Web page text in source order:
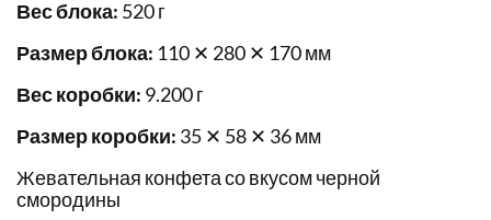
Вес блока: 520 г
Размер блока: 110 ✕ 280 ✕ 170 мм
Вес коробки: 9.200 г
Размер коробки: 35 ✕ 58 ✕ 36 мм
Жевательная конфета со вкусом черной
смородины